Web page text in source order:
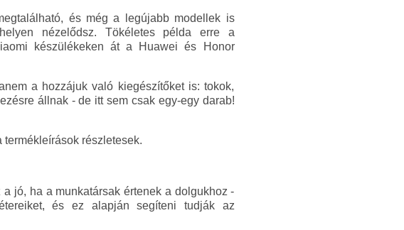
és még a legújabb modellek is
nézelődsz. Tökéletes példa erre a
készülékeken át a Huawei és Honor
a hozzájuk való kiegészítőket is: tokok,
állnak - de itt sem csak egy-egy darab!
részletesek.
jó, ha a munkatársak értenek a dolgukhoz -
és ez alapján segíteni tudják az